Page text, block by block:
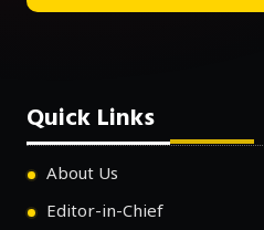
Quick Links
About Us
Editor-in-Chief